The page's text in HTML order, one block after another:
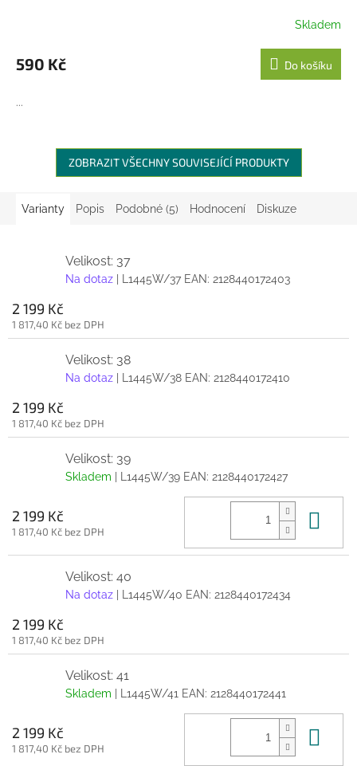
Skladem
590 Kč Do košíku
...
ZOBRAZIT VŠECHNY SOUVISEJÍCÍ PRODUKTY
Varianty Popis Podobné (5) Hodnocení Diskuze
Velikost: 37
Na dotaz | L1445W/37 EAN: 2128440172403
2 199 Kč
1 817,40 Kč bez DPH
Velikost: 38
Na dotaz | L1445W/38 EAN: 2128440172410
2 199 Kč
1 817,40 Kč bez DPH
Velikost: 39
Skladem | L1445W/39 EAN: 2128440172427
2 199 Kč
1 817,40 Kč bez DPH
Velikost: 40
Na dotaz | L1445W/40 EAN: 2128440172434
2 199 Kč
1 817,40 Kč bez DPH
Velikost: 41
Skladem | L1445W/41 EAN: 2128440172441
2 199 Kč
1 817,40 Kč bez DPH